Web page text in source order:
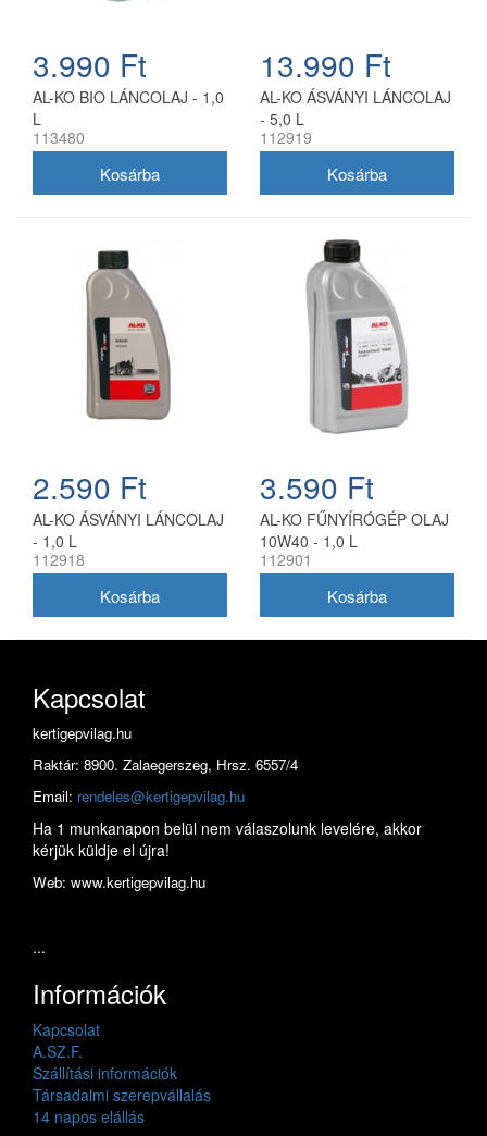
3.990 Ft
AL-KO BIO LÁNCOLAJ - 1,0
L
113480
13.990 Ft
AL-KO ÁSVÁNYI LÁNCOLAJ
- 5,0 L
112919
2.590 Ft
AL-KO ÁSVÁNYI LÁNCOLAJ
- 1,0 L
112918
3.590 Ft
AL-KO FŰNYÍRÓGÉP OLAJ
10W40 - 1,0 L
112901
Kapcsolat
kertigepvilag.hu
Raktár: 8900. Zalaegerszeg, Hrsz. 6557/4
Email: rendeles@kertigepvilag.hu
Ha 1 munkanapon belül nem válaszolunk levelére, akkor
kérjük küldje el újra!
Web: www.kertigepvilag.hu
...
Információk
Kapcsolat
A.SZ.F.
Szállítási információk
Társadalmi szerepvállalás
14 napos elállás